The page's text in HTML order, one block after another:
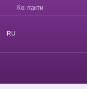
Контакти
RU